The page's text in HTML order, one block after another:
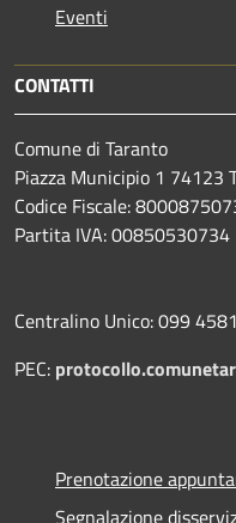
Eventi
CONTATTI
Comune di Taranto
Piazza Municipio 1 74123
Codice Fiscale:
Partita IVA: 00850530734
Centralino Unico: 099
PEC:
Prenotazione
Segnalazione